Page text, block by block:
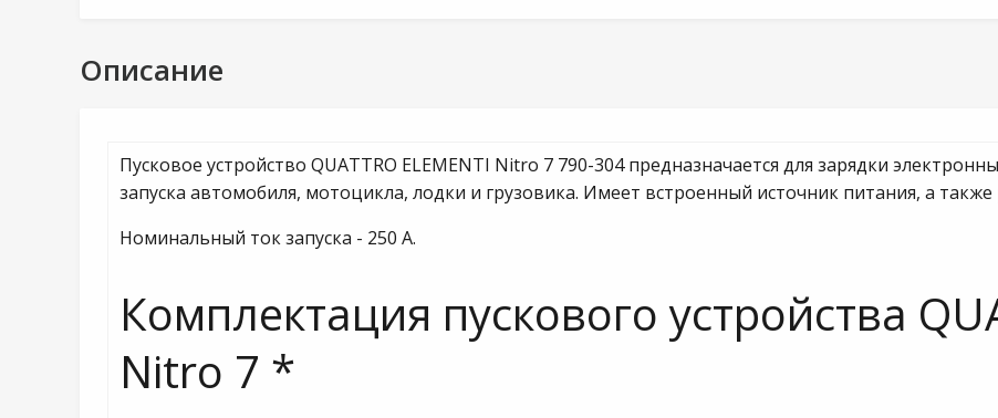
Описание
Пусковое устройство QUATTRO ELEMENTI Nitro 7 790-304 предназначается для зарядки
запуска автомобиля, мотоцикла, лодки и грузовика. Имеет встроенный источник питания, а также
Номинальный ток запуска - 250 А.
Комплектация пускового устройства
Nitro 7 *